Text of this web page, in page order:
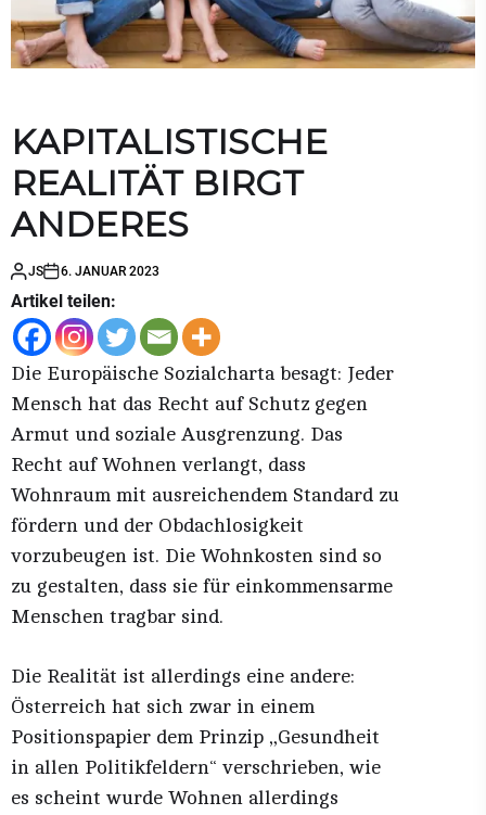
KAPITALISTISCHE
REALITÄT BIRGT
ANDERES
JS 6. JANUAR 2023
Artikel teilen:
Die Europäische Sozialcharta besagt: Jeder
Mensch hat das Recht auf Schutz gegen
Armut und soziale Ausgrenzung. Das
Recht auf Wohnen verlangt, dass
Wohnraum mit ausreichendem Standard zu
fördern und der Obdachlosigkeit
vorzubeugen ist. Die Wohnkosten sind so
zu gestalten, dass sie für einkommensarme
Menschen tragbar sind.
Die Realität ist allerdings eine andere:
Österreich hat sich zwar in einem
Positionspapier dem Prinzip „Gesundheit
in allen Politikfeldern“ verschrieben, wie
es scheint wurde Wohnen allerdings